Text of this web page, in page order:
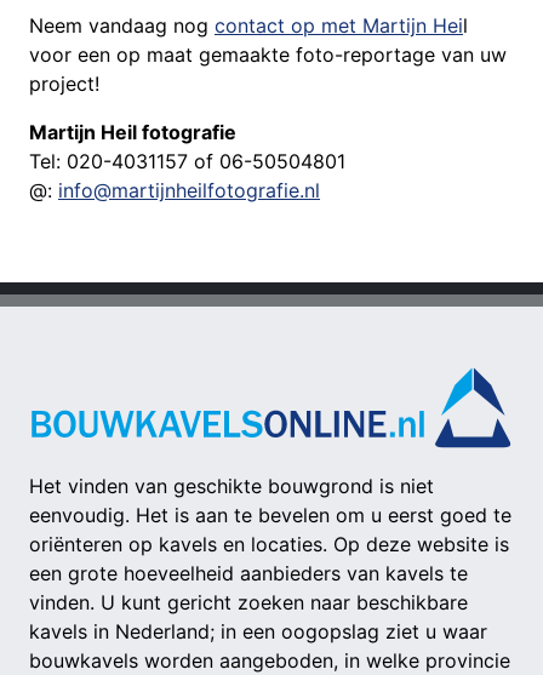
Neem vandaag nog contact op met Martijn Heil
voor een op maat gemaakte foto-reportage van uw
project!
Martijn Heil fotografie
Tel: 020-4031157 of 06-50504801
@: info@martijnheilfotografie.nl
Het vinden van geschikte bouwgrond is niet
eenvoudig. Het is aan te bevelen om u eerst goed te
oriënteren op kavels en locaties. Op deze website is
een grote hoeveelheid aanbieders van kavels te
vinden. U kunt gericht zoeken naar beschikbare
kavels in Nederland; in een oogopslag ziet u waar
bouwkavels worden aangeboden, in welke provincie